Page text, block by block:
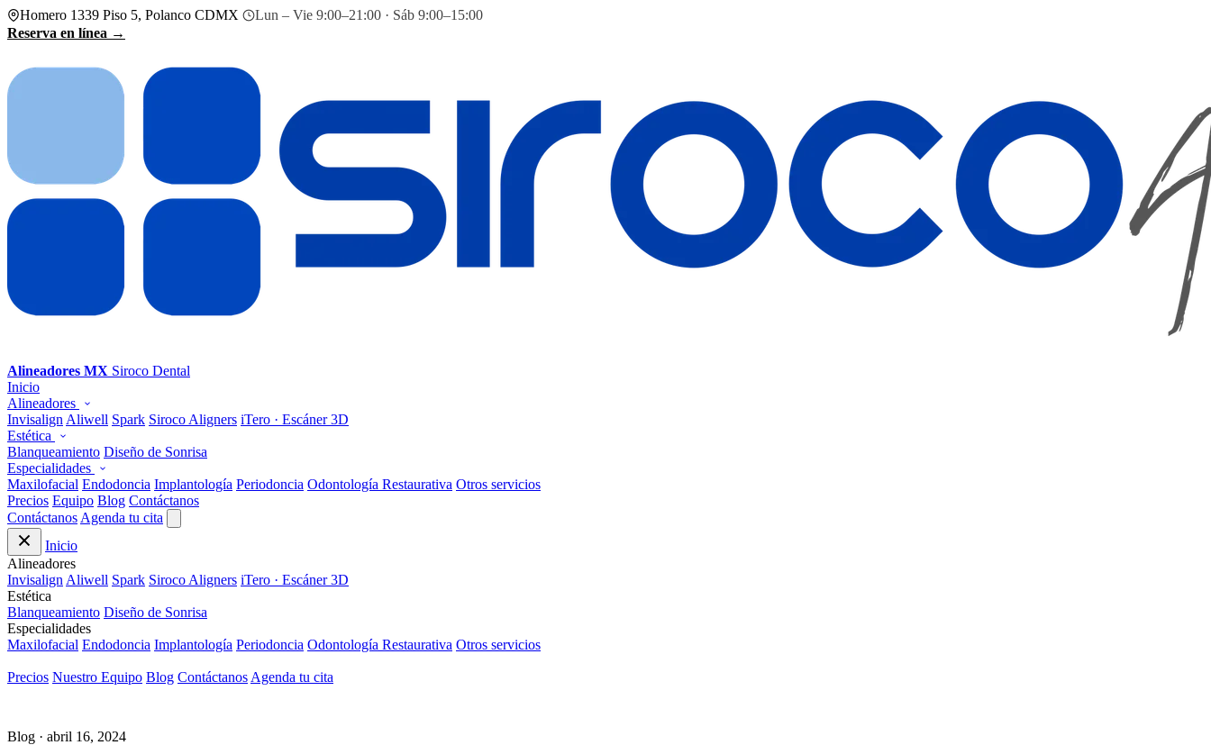
Homero 1339 Piso 5, Polanco CDMX
Lun – Vie 9:00–21:00 · Sáb 9:00–15:00
Reserva en línea →
Alineadores MX Siroco Dental
Inicio
Alineadores
Invisalign Aliwell Spark Siroco Aligners iTero · Escáner 3D
Estética
Blanqueamiento Diseño de Sonrisa
Especialidades
Maxilofacial Endodoncia Implantología Periodoncia Odontología Restaurativa Otros servicios
Precios Equipo Blog Contáctanos
Contáctanos Agenda tu cita
Inicio
Alineadores
Invisalign Aliwell Spark Siroco Aligners iTero · Escáner 3D
Estética
Blanqueamiento Diseño de Sonrisa
Especialidades
Maxilofacial Endodoncia Implantología Periodoncia Odontología Restaurativa Otros servicios
Precios Nuestro Equipo Blog Contáctanos Agenda tu cita
Blog · abril 16, 2024